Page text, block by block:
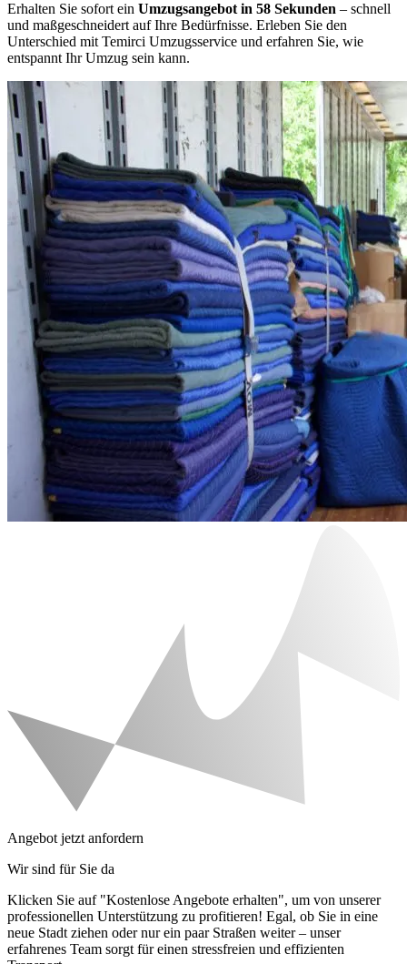
Erhalten Sie sofort ein Umzugsangebot in 58 Sekunden – schnell
und maßgeschneidert auf Ihre Bedürfnisse. Erleben Sie den
Unterschied mit Temirci Umzugsservice und erfahren Sie, wie
entspannt Ihr Umzug sein kann.
Angebot jetzt anfordern
Wir sind für Sie da
Klicken Sie auf "Kostenlose Angebote erhalten", um von unserer
professionellen Unterstützung zu profitieren! Egal, ob Sie in eine
neue Stadt ziehen oder nur ein paar Straßen weiter – unser
erfahrenes Team sorgt für einen stressfreien und effizienten